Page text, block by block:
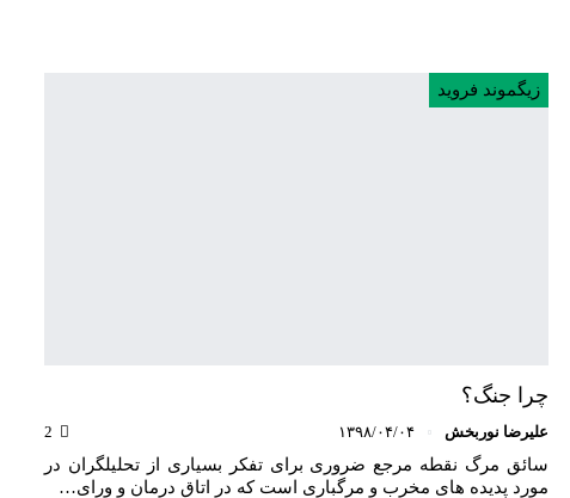
زیگموند فروید
چرا جنگ؟
علیرضا نوربخش ۱۳۹۸/۰۴/۰۴
سائق مرگ نقطه مرجع ضروری برای تفکر بسیاری از تحلیلگران در
مورد پدیده های مخرب و مرگباری است که در اتاق درمان و ورای…